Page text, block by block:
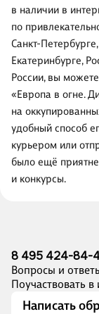
в наличии в
по
Санкт-
Екатеринбурге,
России, вы
«Европа в огне.
на
удобный способ
курьером или
было ещё
и конкурсы.
8 495 424-84-
Вопросы и
Поучаствовать
Написать